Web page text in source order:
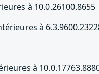
à 10.0.26100.8655
à
à